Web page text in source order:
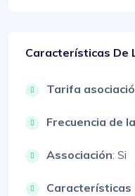
Características De
Tarifa
Frecuencia de
Associación: Si
Características